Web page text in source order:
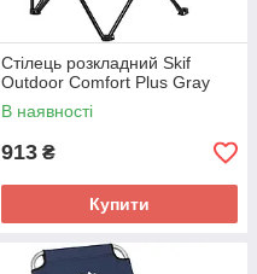
Стілець розкладний Skif
Outdoor Comfort Plus Gray
В наявності
913 ₴
Купити